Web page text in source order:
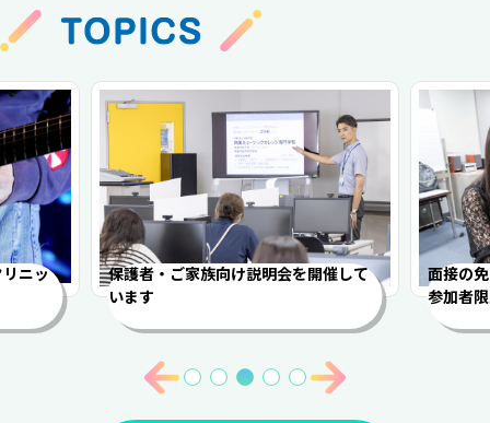
ニッ
保護者・ご家族向け説明会を開催して
います
面接の
参加者